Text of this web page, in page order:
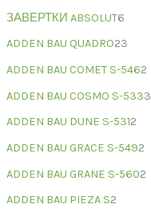
ЗАВЕРТКИ ABSOLUT6
ADDEN BAU QUADRO23
ADDEN BAU COMET S-5462
ADDEN BAU COSMO S-5333
ADDEN BAU DUNE S-5312
ADDEN BAU GRACE S-5492
ADDEN BAU GRANE S-5602
ADDEN BAU PIEZA S2